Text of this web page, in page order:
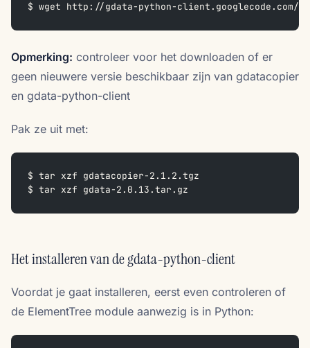
$ wget http://gdata-python-
Opmerking: controleer voor het downloaden of er
geen nieuwere versie beschikbaar zijn van gdatacopier
en gdata-python-client
Pak ze uit met:
$ tar xzf gdatacopier-2.1.2.tgz
$ tar xzf gdata-2.0.13.tar.gz
Het installeren van de gdata-python-client
Voordat je gaat installeren, eerst even controleren of
de ElementTree module aanwezig is in Python: